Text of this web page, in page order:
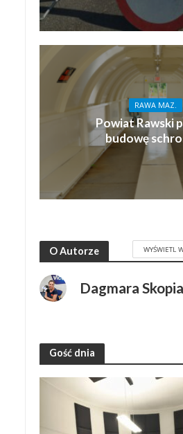
RAWA MAZ.
Powiat Rawski
budowę
O Autorze WYŚWIETL
Dagmara
Gość dnia